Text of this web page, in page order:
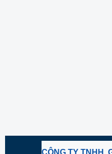
CÔNG TY TNHH